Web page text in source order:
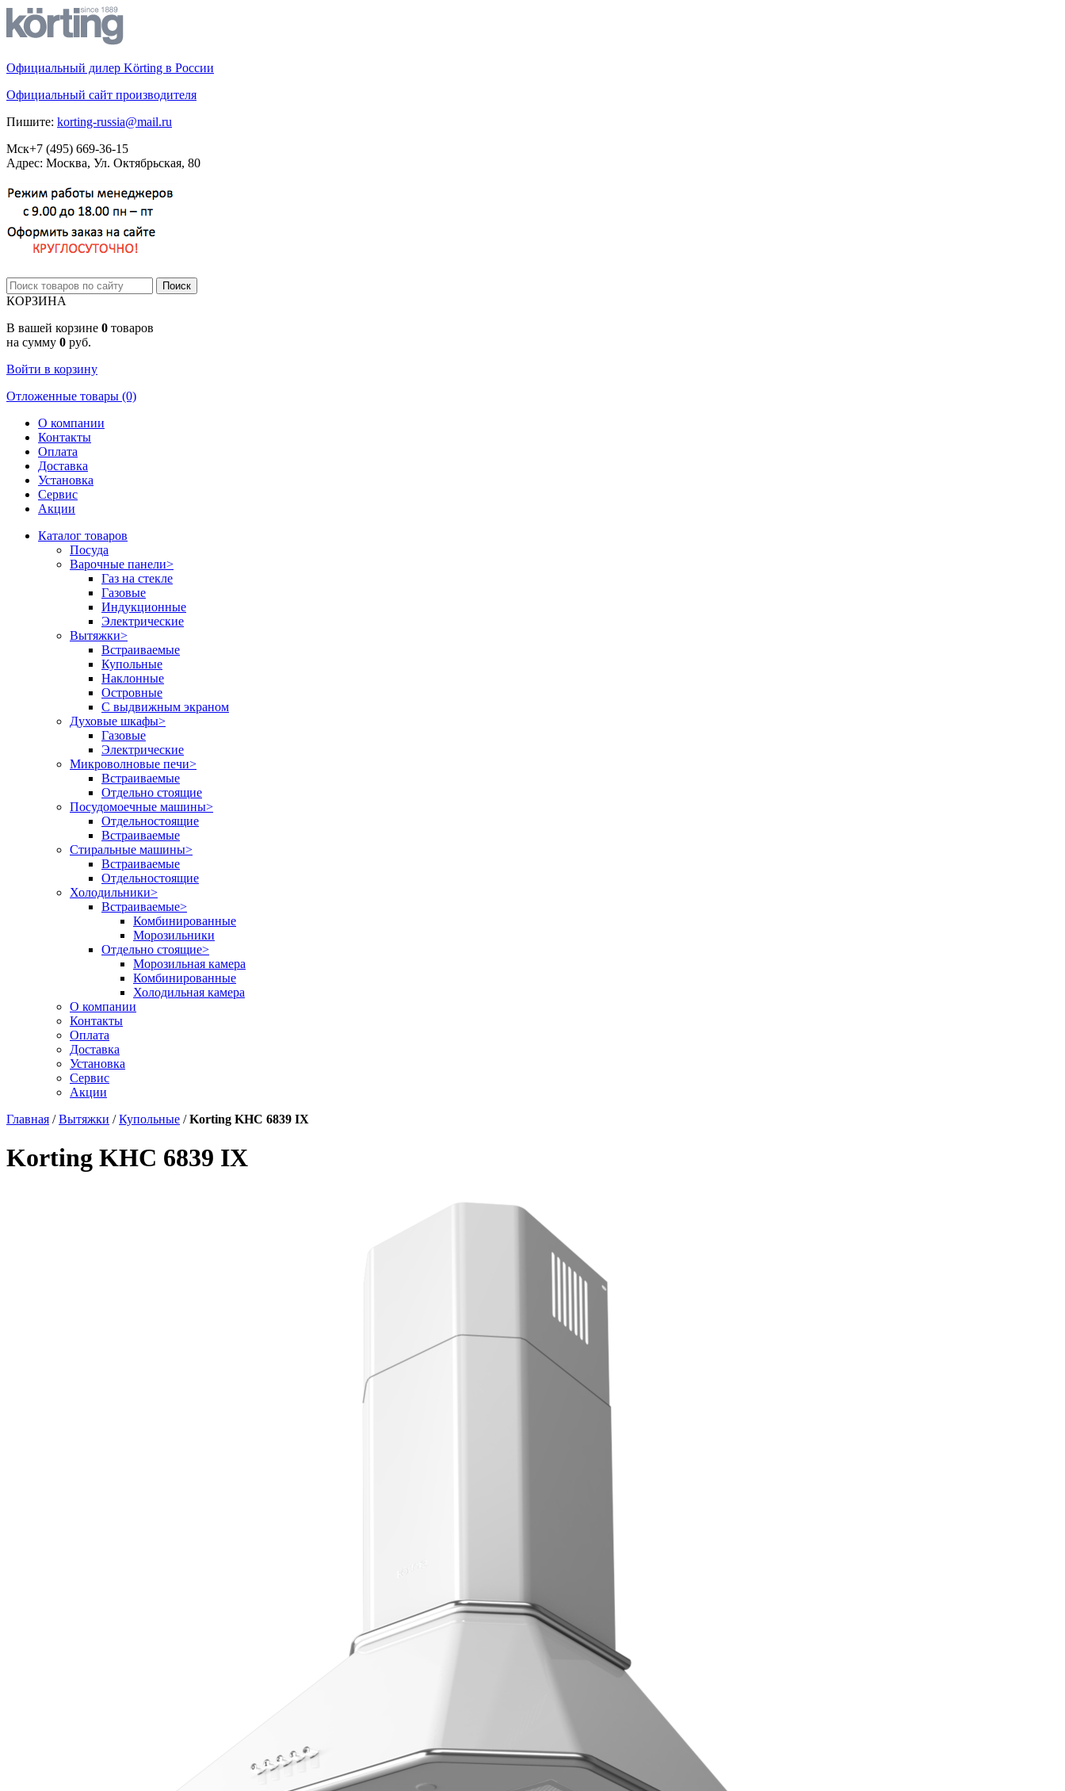
Официальный дилер Körting в России
Официальный сайт производителя
Пишите: korting-russia@mail.ru
Мск+7 (495) 669-36-15
Адрес: Москва, Ул. Октябрьская, 80
КОРЗИНА
В вашей корзине 0 товаров
на сумму 0 руб.
Войти в корзину
Отложенные товары (0)
О компании
Контакты
Оплата
Доставка
Установка
Сервис
Акции
Каталог товаров
Посуда
Варочные панели>
Газ на стекле
Газовые
Индукционные
Электрические
Вытяжки>
Встраиваемые
Купольные
Наклонные
Островные
С выдвижным экраном
Духовые шкафы>
Газовые
Электрические
Микроволновые печи>
Встраиваемые
Отдельно стоящие
Посудомоечные машины>
Отдельностоящие
Встраиваемые
Стиральные машины>
Встраиваемые
Отдельностоящие
Холодильники>
Встраиваемые>
Комбинированные
Морозильники
Отдельно стоящие>
Морозильная камера
Комбинированные
Холодильная камера
О компании
Контакты
Оплата
Доставка
Установка
Сервис
Акции
Главная /Вытяжки /Купольные /Korting KHC 6839 IX
Korting KHC 6839 IX